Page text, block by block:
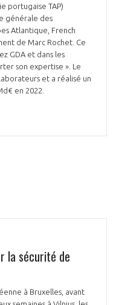
portugaise TAP)
générale des
Atlantique, French
de Marc Rochet. Ce
GDA et dans les
son expertise ». Le
et a réalisé un
en 2022.
la sécurité de
à Bruxelles, avant